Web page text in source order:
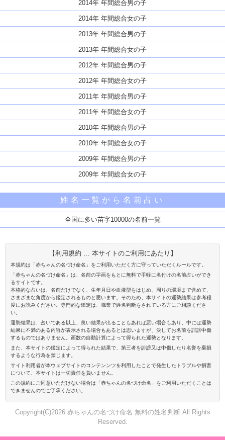
2014年 年間総合男の子
2014年 年間総合女の子
2013年 年間総合男の子
2013年 年間総合女の子
2012年 年間総合男の子
2012年 年間総合女の子
2011年 年間総合男の子
2011年 年間総合女の子
2010年 年間総合男の子
2010年 年間総合女の子
2009年 年間総合男の子
2009年 年間総合女の子
姓名一覧から名前占い
全国に多い苗字10000の名前一覧
【利用規約 … 本サイトのご利用にあたり】
本規約は「赤ちゃんの名づけ命名」をご利用いただく方に守っていただくルールです。
「赤ちゃんの名づけ命名」は、名前の字画をもとに無料で手軽に名付けの名前占いができ
るサイトです。
本格的な占いは、名前だけでなく、生年月日や血液型をはじめ、周りの環境まで含めて、
さまざまな角度から鑑定されるものと思います。そのため、本サイトの運勢結果は参考程
度にお読みください。専門的な鑑定は、職業で姓名判断をされている方にご相談くださ
い。
運勢結果は、占いである以上、良い結果が出ることもあれば悪い場合もあり、中には運勢
結果に不満のある内容が表示される場合もあるとは思いますが、決してお名前を誹謗中傷
するものではありません。画数の自動計算によって得られた運勢となります。
また、本サイトの鑑定によって得られた結果で、第三者を誹謗又は中傷したり名誉を棄損
するような行為を禁じます。
サイト利用者が本ウェブサイトのコンテンンツを利用したことで発生したトラブルや損害
について、本サイトは一切責任を負いません。
この規約にご同意いただけない場合は「赤ちゃんの名づけ命名」をご利用いただくことは
できませんのでご了承ください。
Copyright(C)2026 赤ちゃんの名づけ命名 無料の姓名判断 All Rights
Reserved.